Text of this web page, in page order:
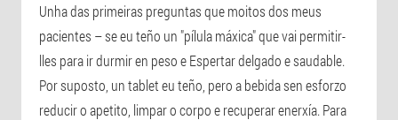
Unha das primeiras preguntas que moitos dos meus
pacientes – se eu teño un "pílula máxica" que vai permitir-
lles para ir durmir en peso e Espertar delgado e saudable.
Por suposto, un tablet eu teño, pero a bebida sen esforzo
reducir o apetito, limpar o corpo e recuperar enerxía. Para